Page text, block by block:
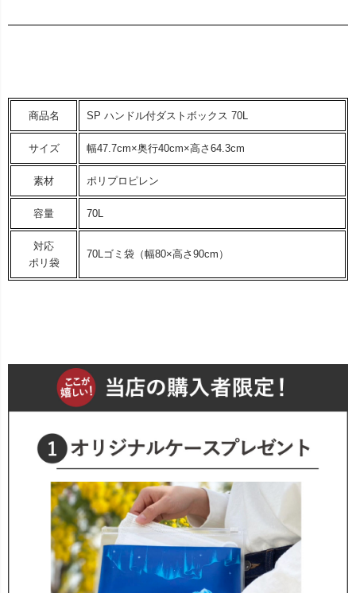
商品名 SP ハンドル付ダストボックス 70L
サイズ 幅47.7cm×奥行40cm×高さ64.3cm
素材 ポリプロピレン
容量 70L
対応
ポリ袋
70Lゴミ袋（幅80×高さ90cm）